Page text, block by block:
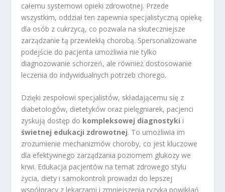
całemu systemowi opieki zdrowotnej. Przede
wszystkim, oddział ten zapewnia specjalistyczną opiekę
dla osób z cukrzycą, co pozwala na skuteczniejsze
zarządzanie tą przewlekłą chorobą. Spersonalizowane
podejście do pacjenta umożliwia nie tylko
diagnozowanie schorzeń, ale również dostosowanie
leczenia do indywidualnych potrzeb chorego.
Dzięki zespołowi specjalistów, składającemu się z
diabetologów, dietetyków oraz pielęgniarek, pacjenci
zyskują dostęp do kompleksowej diagnostyki i
świetnej edukacji zdrowotnej. To umożliwia im
zrozumienie mechanizmów choroby, co jest kluczowe
dla efektywnego zarządzania poziomem glukozy we
krwi. Edukacja pacjentów na temat zdrowego stylu
życia, diety i samokontroli prowadzi do lepszej
współpracy z lekarzami i zmniejszenia ryzyka powikłań